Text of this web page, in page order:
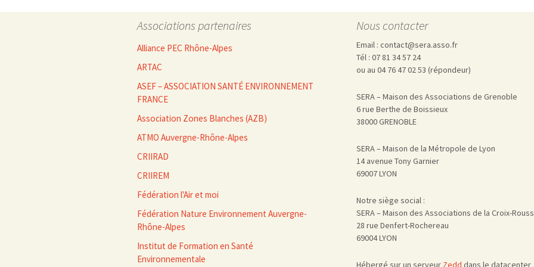
Associations partenaires
Alliance PEC Rhône-Alpes
ARTAC
ASEF – ASSOCIATION SANTÉ ENVIRONNEMENT
FRANCE
Association Zones Blanches (AZB)
ATMO Auvergne-Rhône-Alpes
CRIIRAD
CRIIREM
Fédération l'Air et moi
Fédération Nature Environnement Auvergne-
Rhône-Alpes
Institut de Formation en Santé
Environnementale
Nous contacter
Email : contact@sera.asso.fr
Tél : 07 81 34 57 24
ou au 04 76 47 02 53 (répondeur)
SERA – Maison des Associations de Grenoble
6 rue Berthe de Boissieux
38000 GRENOBLE
SERA – Maison de la Métropole de Lyon
14 avenue Tony Garnier
69007 LYON
Notre siège social :
SERA – Maison des Associations de la Croix-
28 rue Denfert-Rochereau
69004 LYON
Hébergé sur un serveur Zedd dans le datacenter